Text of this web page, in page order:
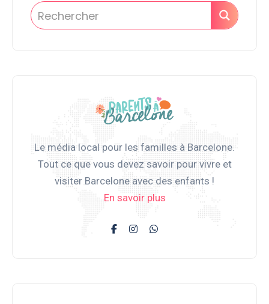
Le média local pour les familles à Barcelone.
Tout ce que vous devez savoir pour vivre et
visiter Barcelone avec des enfants !
En savoir plus